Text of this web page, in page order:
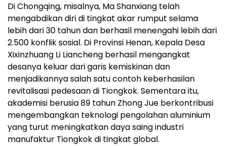
Di Chongqing, misalnya, Ma Shanxiang telah
mengabdikan diri di tingkat akar rumput selama
lebih dari 30 tahun dan berhasil menengahi lebih dari
2.500 konflik sosial. Di Provinsi Henan, Kepala Desa
Xixinzhuang Li Liancheng berhasil mengangkat
desanya keluar dari garis kemiskinan dan
menjadikannya salah satu contoh keberhasilan
revitalisasi pedesaan di Tiongkok. Sementara itu,
akademisi berusia 89 tahun Zhong Jue berkontribusi
mengembangkan teknologi pengolahan aluminium
yang turut meningkatkan daya saing industri
manufaktur Tiongkok di tingkat global.